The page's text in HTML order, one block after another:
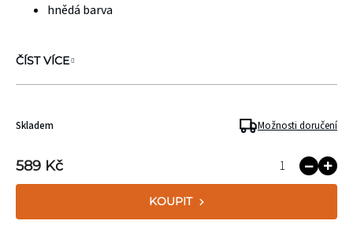
hnědá barva
ČÍST VÍCE
589 Kč
KOUPIT
Skladem Možnosti doručení